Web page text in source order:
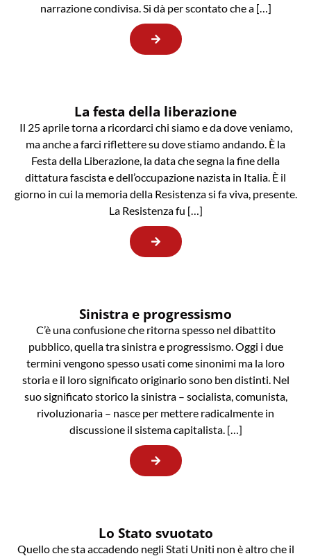
narrazione condivisa. Si dà per scontato che a […]
La festa della liberazione
Il 25 aprile torna a ricordarci chi siamo e da dove veniamo,
ma anche a farci riflettere su dove stiamo andando. È la
Festa della Liberazione, la data che segna la fine della
dittatura fascista e dell’occupazione nazista in Italia. È il
giorno in cui la memoria della Resistenza si fa viva, presente.
La Resistenza fu […]
Sinistra e progressismo
C’è una confusione che ritorna spesso nel dibattito
pubblico, quella tra sinistra e progressismo. Oggi i due
termini vengono spesso usati come sinonimi ma la loro
storia e il loro significato originario sono ben distinti. Nel
suo significato storico la sinistra – socialista, comunista,
rivoluzionaria – nasce per mettere radicalmente in
discussione il sistema capitalista. […]
Lo Stato svuotato
Quello che sta accadendo negli Stati Uniti non è altro che il